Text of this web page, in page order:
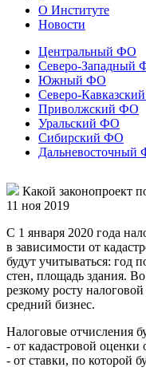
О Институте
Новости
Центральный ФО
Северо-Западный
Южный ФО
Северо-
Приволжский ФО
Уральский ФО
Сибирский ФО
Дальневосточный
Какой законопроект
11 ноя 2019
С 1 января 2020 года
в зависимости от
будут учитываться: год
стен, площадь здания.
резкому росту
средний бизнес.
Налоговые отчисления
- от кадастровой оценки
- от ставки, по которой